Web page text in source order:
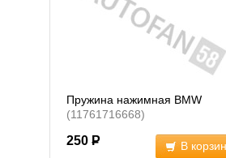
Пружина нажимная BMW
(11761716668)
250 Р В